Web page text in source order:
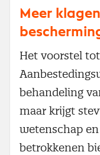
Meer
Het voorstel
behandeling
maar krijgt
wetenschap
betrokkenen